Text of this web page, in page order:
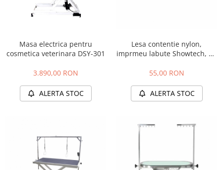
Masa electrica pentru
cosmetica veterinara DSY-301
3.890,00 RON
ALERTA STOC
Lesa contentie nylon,
imprmeu labute Showtech, 55
55,00 RON
ALERTA STOC